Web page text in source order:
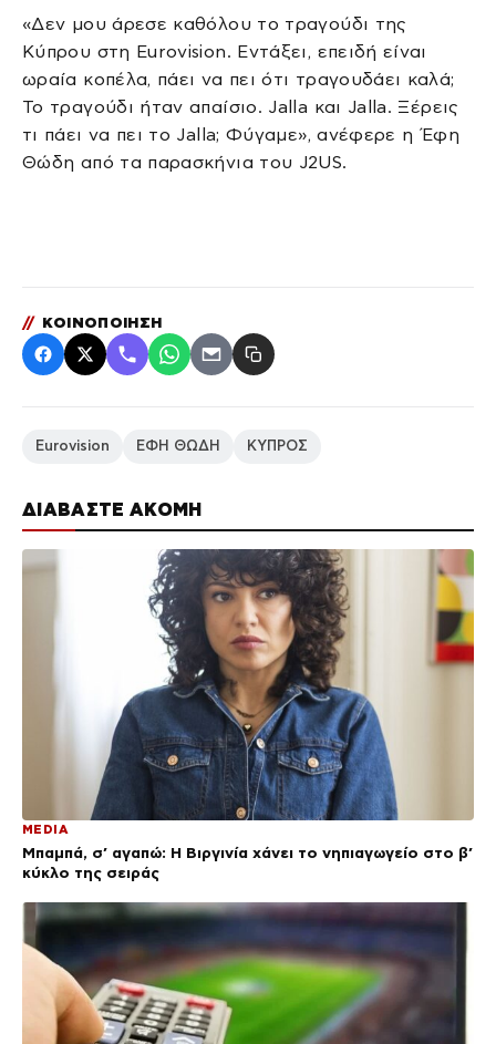
ΔΙΑΒΑΣΤΕ ΑΚΟΜΗ
MEDIA
Μπαμπά, σ’ αγαπώ: Η Βιργινία χάνει το νηπιαγωγείο στο β’
κύκλο της σειράς
«Δεν μου άρεσε καθόλου το τραγούδι της
Κύπρου στη Eurovision. Εντάξει, επειδή είναι
ωραία κοπέλα, πάει να πει ότι τραγουδάει καλά;
Το τραγούδι ήταν απαίσιο. Jalla και Jalla. Ξέρεις
τι πάει να πει το Jalla; Φύγαμε», ανέφερε η Έφη
Θώδη από τα παρασκήνια του J2US.
// ΚΟΙΝΟΠΟΙΗΣΗ
Eurovision ΕΦΗ ΘΩΔΗ ΚΥΠΡΟΣ